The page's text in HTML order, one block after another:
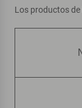
Los productos